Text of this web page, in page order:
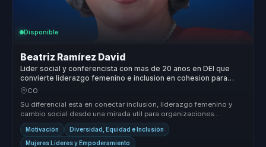
Disponible
Beatriz Ramírez David
Lider social y conferencista con mas de 20 anos en DEI que
convierte liderazgo femenino e inclusion en cohesion para
organizaciones.
CO
Su diferencial esta en conectar inclusion, liderazgo femenino y
cambio social desde una mirada util para organizaciones.
Convierte discur...
Motivación Diversidad, Equidad e Inclusión
Mujeres Líderes y Empoderamiento